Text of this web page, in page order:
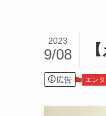
2023
9/08
広告 エン